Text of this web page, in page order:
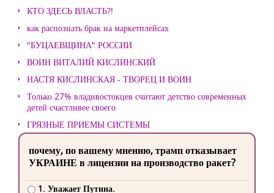
КТО ЗДЕСЬ ВЛАСТЬ?!
как распознать брак на маркетплейсах
"БУЦАЕВЩИНА" РОССИИ
ВОИН ВИТАЛИЙ КИСЛИНСКИЙ
НАСТЯ КИСЛИНСКАЯ - ТВОРЕЦ И ВОИН
Только 27% владивостокцев считают детство современных
детей счастливее своего
ГРЯЗНЫЕ ПРИЕМЫ СИСТЕМЫ
почему, по вашему мнению, трамп отказывает
УКРАИНЕ в лицензии на производство ракет?
1. Уважает Путина.